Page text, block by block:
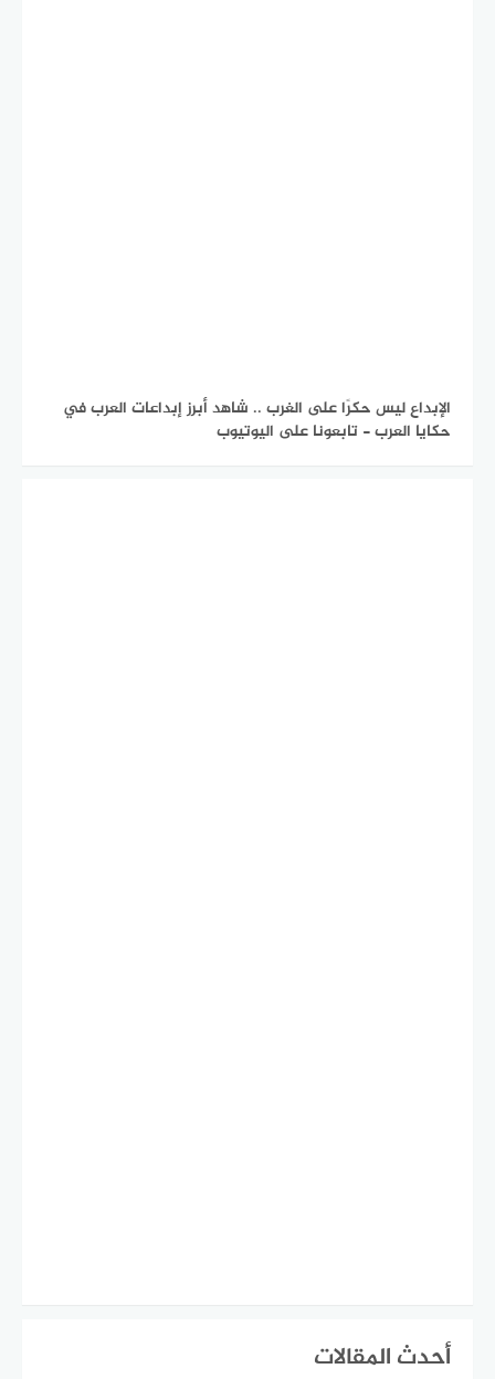
الإبداع ليس حكرًا على الغرب .. شاهد أبرز إبداعات العرب في
حكايا العرب - تابعونا على اليوتيوب
أحدث المقالات